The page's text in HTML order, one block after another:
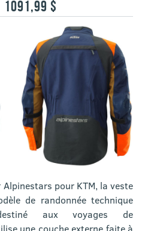
1091,99 $
pour KTM, la veste
de randonnée technique
aux voyages de
une couche externe faite à